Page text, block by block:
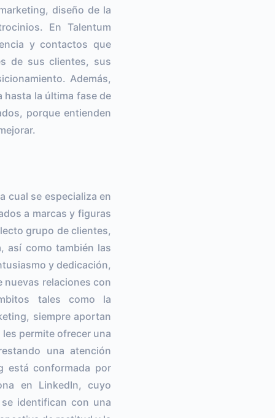
diseño de la
En Talentum
y contactos que
de sus clientes, sus
Además,
la última fase de
porque entienden
cual se especializa en
a marcas y figuras
grupo de clientes,
así como también las
y dedicación,
nuevas relaciones con
tales como la
siempre aportan
permite ofrecer una
una atención
está conformada por
en LinkedIn, cuyo
identifican con una